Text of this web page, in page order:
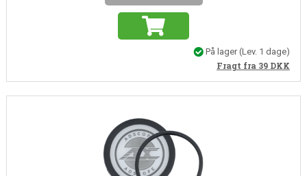
På lager(Lev. 1 dage)
Fragt fra 39 DKK